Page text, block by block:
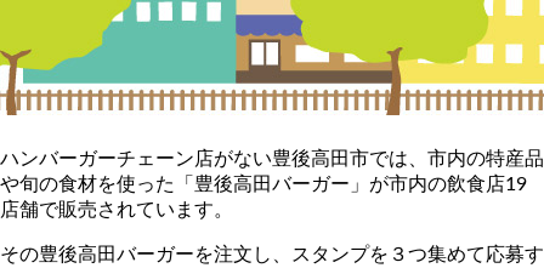
ハンバーガーチェーン店がない豊後高田市では、市内の特産品
や旬の食材を使った「豊後高田バーガー」が市内の飲食店19
店舗で販売されています。
その豊後高田バーガーを注文し、スタンプを３つ集めて応募す